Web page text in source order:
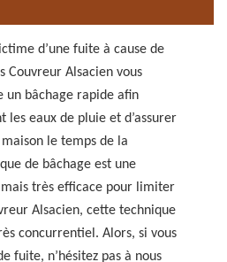
d’une fuite à cause de
Couvreur Alsacien vous
un bâchage rapide afin
les eaux de pluie et d’assurer
le temps de la
de bâchage est une
très efficace pour limiter
Alsacien, cette technique
concurrentiel. Alors, si vous
fuite, n’hésitez pas à nous